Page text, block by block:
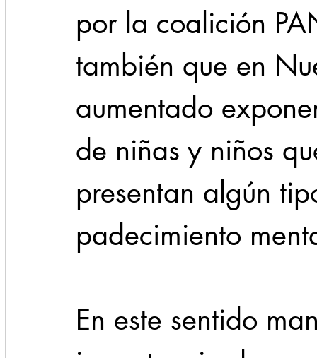
por la coalición
también que en
aumentado
de niñas y niños
presentan algún
padecimiento
En este sentido